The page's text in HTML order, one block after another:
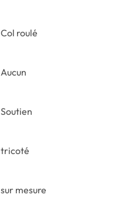
Col roulé
Aucun
Soutien
tricoté
sur mesure